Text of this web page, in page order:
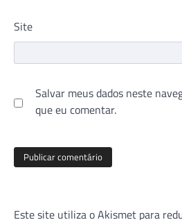
Site
Salvar meus dados neste
que eu comentar.
Este site utiliza o Akismet para